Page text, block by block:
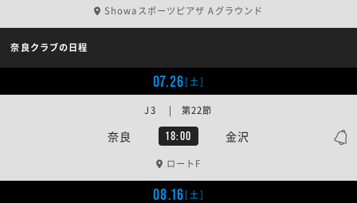
Showaスポーツピアザ Aグラウンド
奈良クラブの日程
07.26[土]
奈良 18:00 金沢
J3 | 第22節
ロートF
08.16[土]